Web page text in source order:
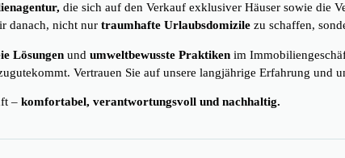
die sich auf den Verkauf exklusiver Häuser sowie die
danach, nicht nur traumhafte Urlaubsdomizile zu schaffen,
Lösungen und umweltbewusste Praktiken im
Vertrauen Sie auf unsere langjährige Erfahrung
– komfortabel, verantwortungsvoll und nachhaltig.